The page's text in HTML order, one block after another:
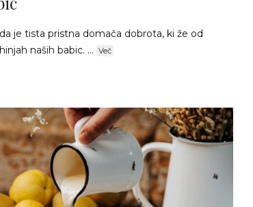
je tista pristna domača dobrota, ki že od
naših babic. ... Več